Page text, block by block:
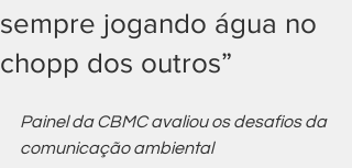
sempre jogando água no
chopp dos outros”
Painel da CBMC avaliou os desafios da
comunicação ambiental